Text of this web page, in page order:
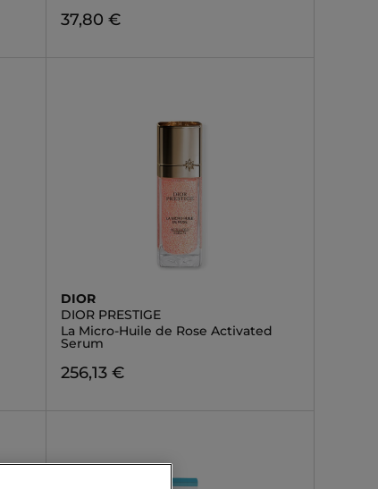
37,80 €
DIOR
DIOR PRESTIGE
La Micro-Huile de Rose Activated
Serum
256,13 €